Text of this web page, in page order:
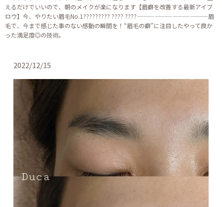
えるだけでいいので、朝のメイクが楽になります【眉癖を改善する最新アイブ
ロウ】今、やりたい眉毛No.1????????? ???? ????︎————————————眉
毛で、今まで感じた事のない感動の瞬間を！“眉毛の癖”に注目したやって良か
った満足度◎の技術。
2022/12/15